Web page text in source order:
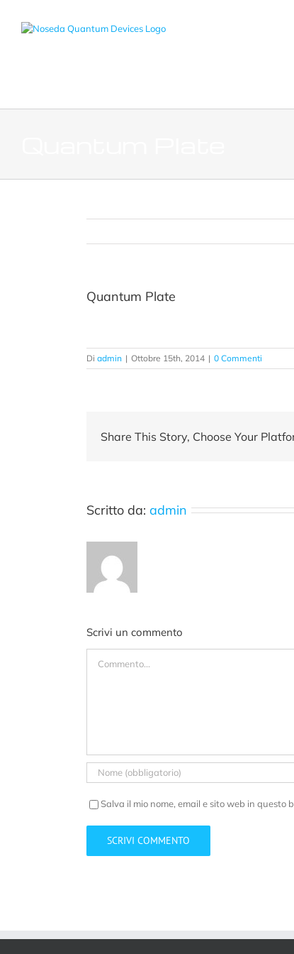
contenuto
Quantum Plate
Di admin | Ottobre 15th, 2014 | 0 Commenti
Share This Story, Choose Your
Scritto da: admin
Scrivi un commento
Salva il mio nome, email e sito web in questo